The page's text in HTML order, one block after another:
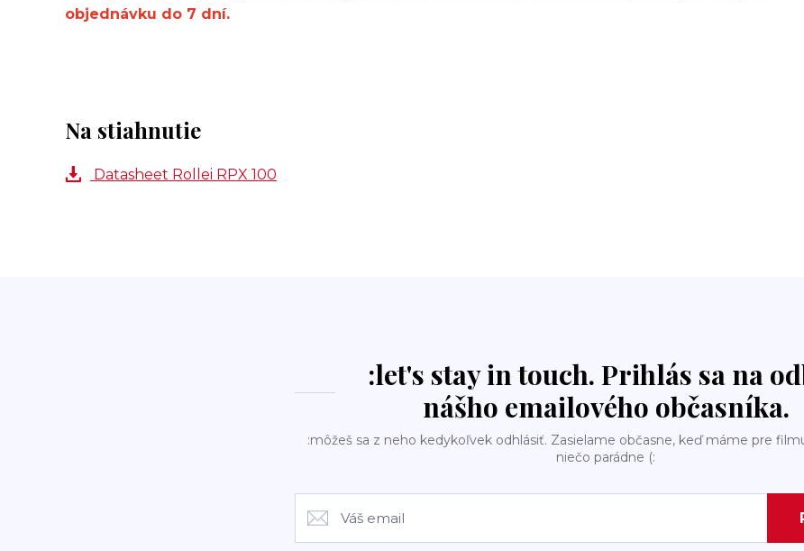
objednávku do 7 dní.
Na stiahnutie
Datasheet Rollei RPX 100
:let's stay in touch. Prihlás sa na
nášho emailového občasníka.
:môžeš sa z neho kedykoľvek odhlásiť. Zasielame občasne, keď máme pre
niečo parádne (: